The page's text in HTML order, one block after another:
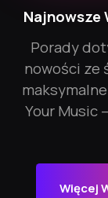
Najnowsze
Porady
nowości ze
Your Music
Więcej